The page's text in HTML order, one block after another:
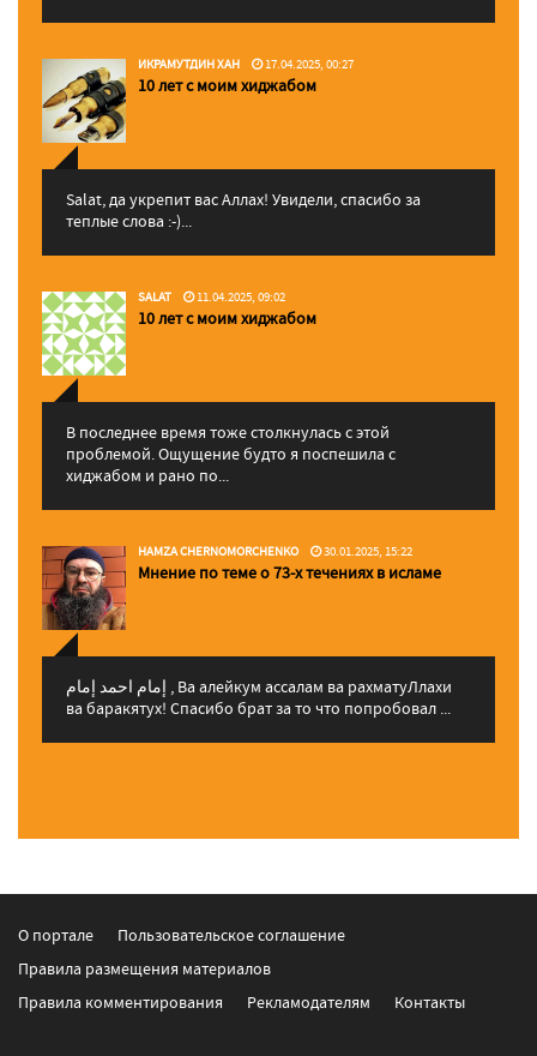
ИКРАМУТДИН ХАН 17.04.2025, 00:27
10 лет с моим хиджабом
Salat, да укрепит вас Аллаx! Увидели, спасибо за
теплые слова :-)...
SALAT 11.04.2025, 09:02
10 лет с моим хиджабом
В последнее время тоже столкнулась с этой
проблемой. Ощущение будто я поспешила с
хиджабом и рано по...
HAMZA CHERNOMORCHENKO 30.01.2025, 15:22
Мнение по теме о 73-х течениях в исламе
إمام احمد إمام , Ва алейкум ассалам ва рахматуЛлахи
ва баракятух! Спасибо брат за то что попробовал ...
О портале
Пользовательское соглашение
Правила размещения материалов
Правила комментирования
Рекламодателям Контакты